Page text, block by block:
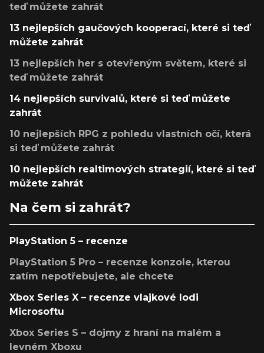
teď můžete zahrát
13 nejlepších gaučových kooperací, které si teď
můžete zahrát
13 nejlepších her s otevřeným světem, které si
teď můžete zahrát
14 nejlepších survivalů, které si teď můžete
zahrát
10 nejlepších RPG z pohledu vlastních očí, která
si teď můžete zahrát
10 nejlepších realtimových strategií, které si teď
můžete zahrát
Na čem si zahrát?
PlayStation 5 – recenze
PlayStation 5 Pro – recenze konzole, kterou
zatím nepotřebujete, ale chcete
Xbox Series X – recenze vlajkové lodi
Microsoftu
Xbox Series S – dojmy z hraní na malém a
levném Xboxu